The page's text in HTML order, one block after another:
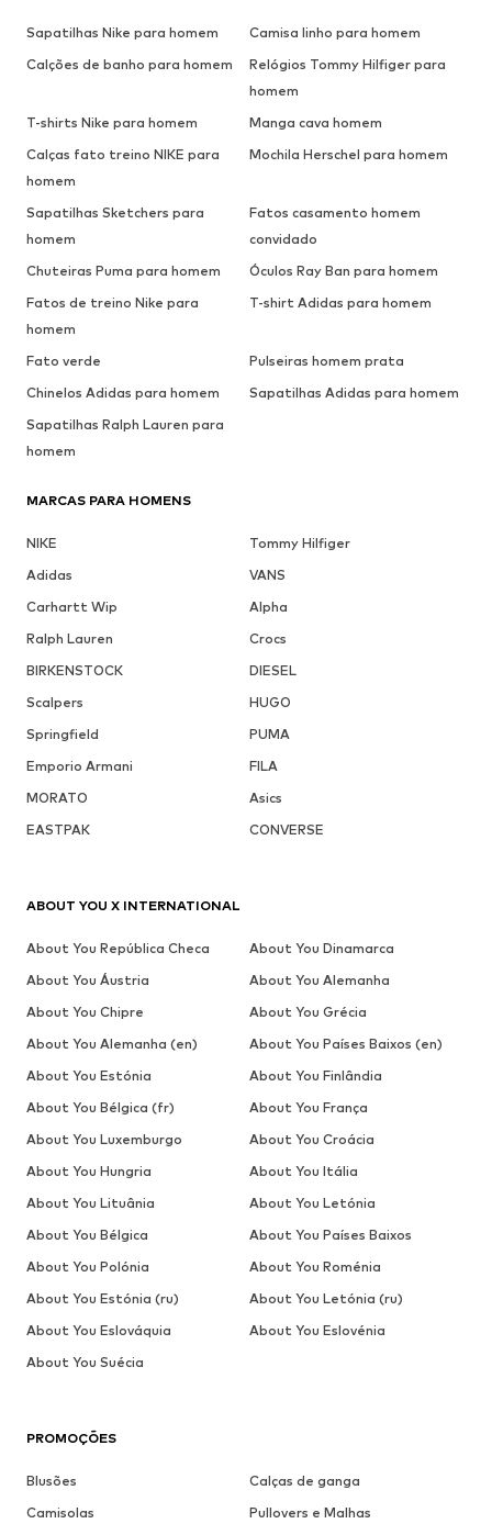
Sapatilhas Nike para homem
Camisa linho para homem
Calções de banho para homem
Relógios Tommy Hilfiger para
homem
T-shirts Nike para homem
Manga cava homem
Calças fato treino NIKE para
homem
Mochila Herschel para homem
Sapatilhas Sketchers para
homem
Fatos casamento homem
convidado
Chuteiras Puma para homem
Óculos Ray Ban para homem
Fatos de treino Nike para
homem
T-shirt Adidas para homem
Fato verde
Pulseiras homem prata
Chinelos Adidas para homem
Sapatilhas Adidas para homem
Sapatilhas Ralph Lauren para
homem
MARCAS PARA HOMENS
NIKE
Tommy Hilfiger
Adidas
VANS
Carhartt Wip
Alpha
Ralph Lauren
Crocs
BIRKENSTOCK
DIESEL
Scalpers
HUGO
Springfield
PUMA
Emporio Armani
FILA
MORATO
Asics
EASTPAK
CONVERSE
PROMOÇÕES
Blusões
Calças de ganga
Camisolas
Pullovers e Malhas
ABOUT YOU X INTERNATIONAL
About You República Checa
About You Dinamarca
About You Áustria
About You Alemanha
About You Chipre
About You Grécia
About You Alemanha (en)
About You Países Baixos (en)
About You Estónia
About You Finlândia
About You Bélgica (fr)
About You França
About You Luxemburgo
About You Croácia
About You Hungria
About You Itália
About You Lituânia
About You Letónia
About You Bélgica
About You Países Baixos
About You Polónia
About You Roménia
About You Estónia (ru)
About You Letónia (ru)
About You Eslováquia
About You Eslovénia
About You Suécia